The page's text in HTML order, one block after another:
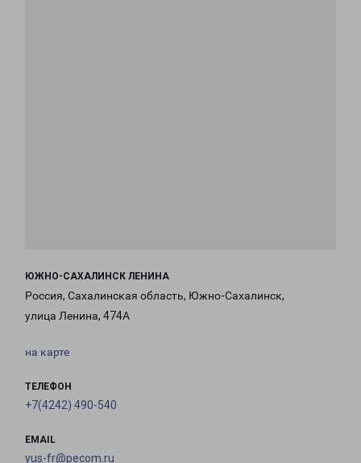
ЮЖНО-САХАЛИНСК ЛЕНИНА
Россия, Сахалинская область, Южно-Сахалинск,
улица Ленина, 474А
на карте
ТЕЛЕФОН
+7(4242) 490-540
EMAIL
yus-fr@pecom.ru